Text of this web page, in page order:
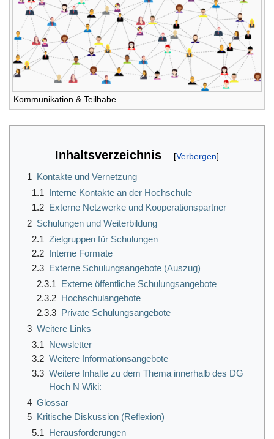
Kommunikation & Teilhabe
Inhaltsverzeichnis
1 Kontakte und Vernetzung
1.1 Interne Kontakte an der Hochschule
1.2 Externe Netzwerke und Kooperationspartner
2 Schulungen und Weiterbildung
2.1 Zielgruppen für Schulungen
2.2 Interne Formate
2.3 Externe Schulungsangebote (Auszug)
2.3.1 Externe öffentliche Schulungsangebote
2.3.2 Hochschulangebote
2.3.3 Private Schulungsangebote
3 Weitere Links
3.1 Newsletter
3.2 Weitere Informationsangebote
3.3 Weitere Inhalte zu dem Thema innerhalb des DG
Hoch N Wiki:
4 Glossar
5 Kritische Diskussion (Reflexion)
5.1 Herausforderungen